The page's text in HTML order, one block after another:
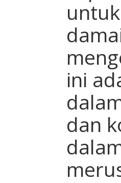
ini
dan